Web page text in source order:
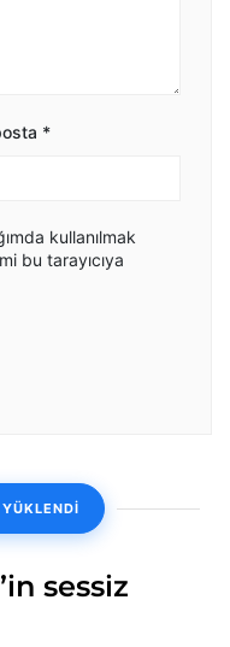
*
kullanılmak
bu tarayıcıya
sessiz